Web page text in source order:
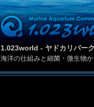
1.023world - ヤドカリパー
海洋の仕組みと細菌・微生物